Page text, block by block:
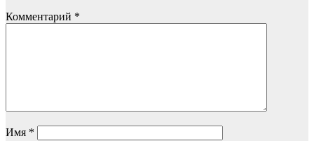
Комментарий *
Имя *